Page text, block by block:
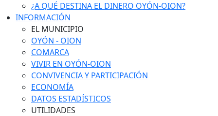
¿A QUÉ DESTINA EL DINERO OYÓN-OION?
INFORMACIÓN
EL MUNICIPIO
OYÓN - OION
COMARCA
VIVIR EN OYÓN-OION
CONVIVENCIA Y PARTICIPACIÓN
ECONOMÍA
DATOS ESTADÍSTICOS
UTILIDADES